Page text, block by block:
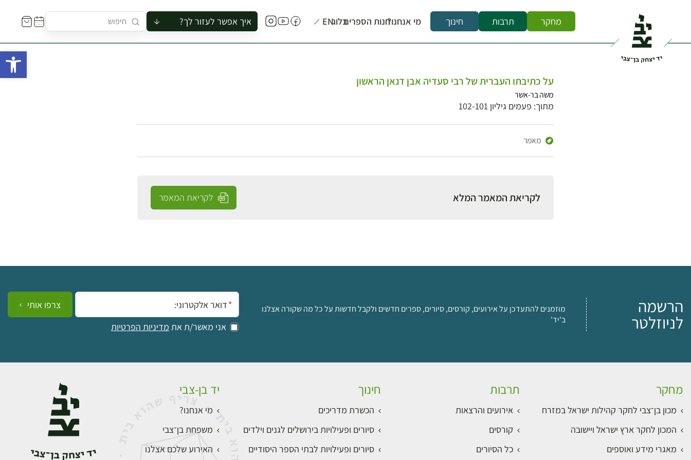
מחקר תרבות חינוך מי אנחנו?חנות הספריםבלוגEN איך אפשר לעזור לך?
להזמין סיור לקבוצה
על כתיבתו העברית של רבי סעדיה אבן דנאן הראשון
משה בר-אשר
מתוך: פעמים גיליון 102-101
מאמר
לקריאת המאמר המלא לקריאת המאמר
הרשמה
לניוזלטר
מוזמנים להתעדכן על אירועים, קורסים, סיורים, ספרים חדשים ולקבל חדשות על כל מה שקורה אצלנו
ב'יד'
אימייל:
אני מאשר/ת את מדיניות הפרטיות
צרפו אותי
מחקר
מכון בן־צבי לחקר קהילות ישראל במזרח
המכון לחקר ארץ ישראל ויישובה
מאגרי מידע ואוספים
תרבות
אירועים והרצאות
קורסים
כל הסיורים
חינוך
הכשרת מדריכים
סיורים ופעילויות בירושלים לגנים וילדים
סיורים ופעילויות לבתי הספר היסודיים
יד בן-צבי
מי אנחנו?
משפחת בן־צבי
האירוע שלכם אצלנו